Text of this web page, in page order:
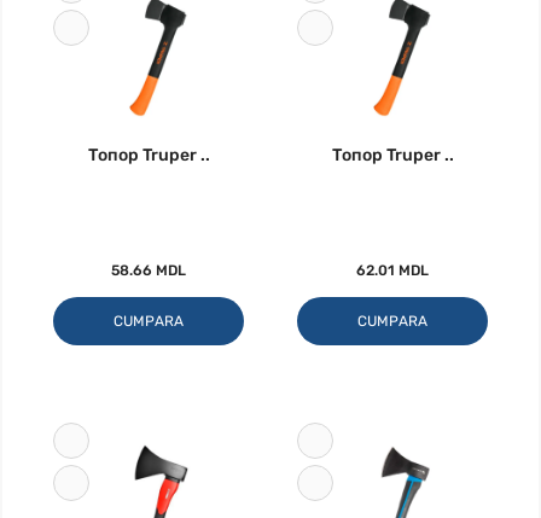
Топор Truper ..
58.66 MDL
CUMPARA
Топор Truper ..
62.01 MDL
CUMPARA